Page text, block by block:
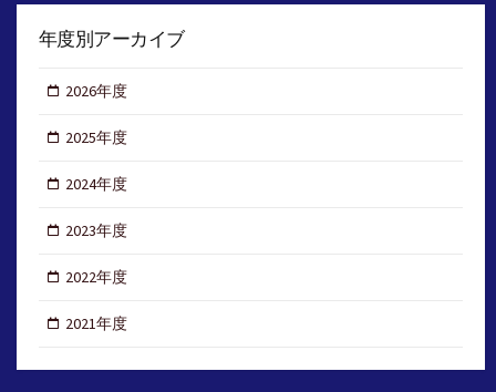
年度別アーカイブ
2026年度
2025年度
2024年度
2023年度
2022年度
2021年度